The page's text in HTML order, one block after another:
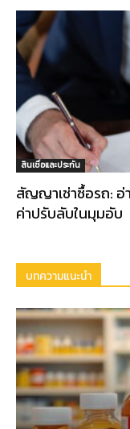
สินเชื่อและประกัน
สัญญาเช่าซื้อรถ: อ่
ค่าปรับลับในมุมอับ
บทความแนะนำ